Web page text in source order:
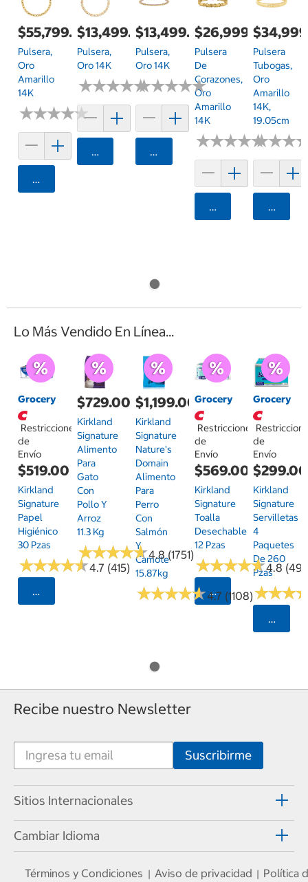
$55,799.00
Pulsera,
Oro
Amarillo
14K
★★★★★
★★★★★
Agregar
$13,499.00
Pulsera,
Oro 14K
★★★★★
★★★★★
Agregar
$13,499.00
Pulsera,
Oro 14K
★★★★★
★★★★★
Agregar
$26,999.00
Pulsera
De
Corazones,
Oro
Amarillo
14K
★★★★★
★★★★★
Agregar
Pulsera
Tubogas,
Oro
Amarillo
14K,
19.05cm
★★★
★★★
Lo Más Vendido En Línea...
Grocery
Restricciones
de
Envío
$519.00
Kirkland
Signature
Papel
Higiénico
30 Pzas
★★★★★
★★★★★4.7 (415)
Seleccionar Código Postal
$729.00
Kirkland
Signature
Alimento
Para
Gato
Con
Pollo Y
Arroz
11.3 Kg
★★★★★
★★★★★4.8 (1751)
$1,199.00
Kirkland
Signature
Nature's
Domain
Alimento
Para
Perro
Con
Salmón
Y
Camote
15.87kg
★★★★★
★★★★★4.7 (1108)
Grocery
Restricciones
de
Envío
$569.00
Kirkland
Signature
Toalla
Desechable
12 Pzas
★★★★★
★★★★★4.8
Seleccionar
Grocery
de
Envío
$299.00
Kirkland
Signature
Servilletas
4
Paquetes
De 260
Pzas
★★★
★★★
Recibe nuestro Newsletter
Sitios Internacionales
Cambiar Idioma
Términos y Condiciones | Aviso de privacidad | Política